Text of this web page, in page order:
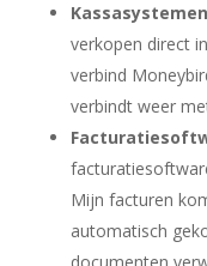
verkopen direct
verbind
verbindt weer
Mijn facturen
automatisch